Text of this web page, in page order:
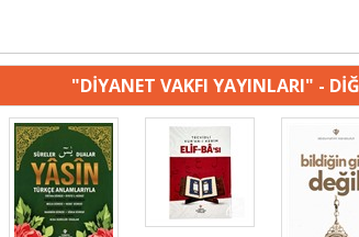
"DİYANET VAKFI YAYINLARI" -